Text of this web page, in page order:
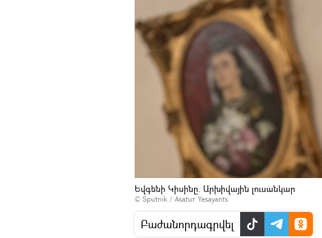
Եվգենի Կիսինը. Արխիվային լուսանկար
© Sputnik / Asatur Yesayants
Բաժանորդագրվել